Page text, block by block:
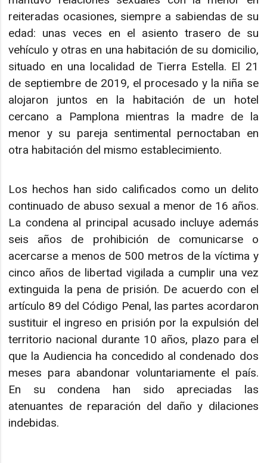
reiteradas ocasiones, siempre a sabiendas de su
edad: unas veces en el asiento trasero de su
vehículo y otras en una habitación de su domicilio,
situado en una localidad de Tierra Estella. El 21
de septiembre de 2019, el procesado y la niña se
alojaron juntos en la habitación de un hotel
cercano a Pamplona mientras la madre de la
menor y su pareja sentimental pernoctaban en
otra habitación del mismo establecimiento.
Los hechos han sido calificados como un delito
continuado de abuso sexual a menor de 16 años.
La condena al principal acusado incluye además
seis años de prohibición de comunicarse o
acercarse a menos de 500 metros de la víctima y
cinco años de libertad vigilada a cumplir una vez
extinguida la pena de prisión. De acuerdo con el
artículo 89 del Código Penal, las partes acordaron
sustituir el ingreso en prisión por la expulsión del
territorio nacional durante 10 años, plazo para el
que la Audiencia ha concedido al condenado dos
meses para abandonar voluntariamente el país.
En su condena han sido apreciadas las
atenuantes de reparación del daño y dilaciones
indebidas.